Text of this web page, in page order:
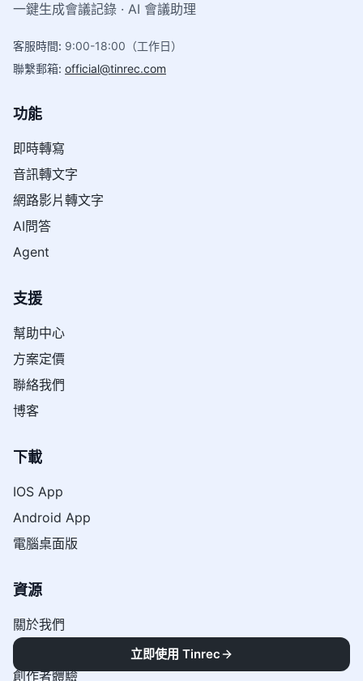
一鍵生成會議記錄 · AI 會議助理
客服時間: 9:00-18:00（工作日）
聯繫郵箱: official@tinrec.com
功能
即時轉寫
音訊轉文字
網路影片轉文字
AI問答
Agent
支援
幫助中心
方案定價
聯絡我們
博客
下載
IOS App
Android App
電腦桌面版
資源
關於我們
用戶故事
創作者體驗
立即使用 Tinrec